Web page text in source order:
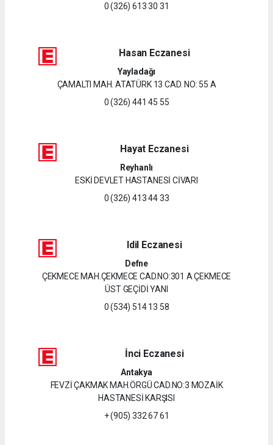
0 (326) 613 30 31
Hasan Eczanesi
Yayladağı
ÇAMALTI MAH. ATATÜRK 13 CAD. NO: 55 A
0 (326) 441 45 55
Hayat Eczanesi
Reyhanlı
ESKİ DEVLET HASTANESİ CİVARI
0 (326) 413 44 33
Idil Eczanesi
Defne
ÇEKMECE MAH.ÇEKMECE CAD.NO:301 A ÇEKMECE
ÜST GEÇİDİ YANI
0 (534) 514 13 58
İnci Eczanesi
Antakya
FEVZİ ÇAKMAK MAH.ÖRGÜ CAD.NO:3 MOZAİK
HASTANESİ KARŞISI
+ (905) 332 67 61